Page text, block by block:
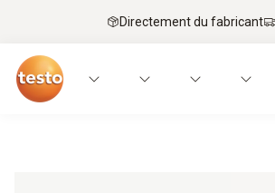
Directement du fabricant